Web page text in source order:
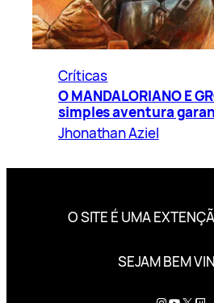
Críticas
O MANDALORIANO E
simples aventura
Jhonathan Aziel
O SITE É UMA
SEJAM BEM